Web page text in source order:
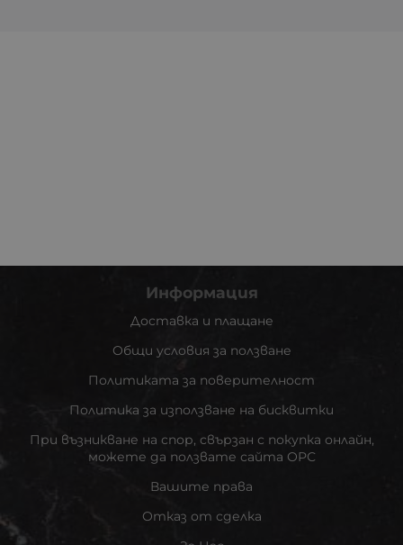
Информация
Доставка и плащане
Общи условия за ползване
Политиката за поверителност
Политика за използване на бисквитки
При възникване на спор, свързан с покупка онлайн,
можете да ползвате сайта ОРС
Вашите права
Отказ от сделка